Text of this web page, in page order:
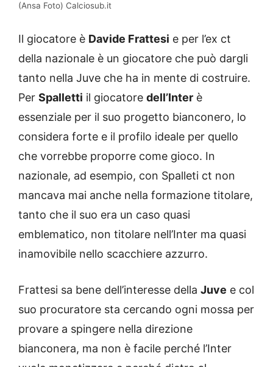
(Ansa Foto) Calciosub.it
Il giocatore è Davide Frattesi e per l’ex ct
della nazionale è un giocatore che può dargli
tanto nella Juve che ha in mente di costruire.
Per Spalletti il giocatore dell’Inter è
essenziale per il suo progetto bianconero, lo
considera forte e il profilo ideale per quello
che vorrebbe proporre come gioco. In
nazionale, ad esempio, con Spalleti ct non
mancava mai anche nella formazione titolare,
tanto che il suo era un caso quasi
emblematico, non titolare nell’Inter ma quasi
inamovibile nello scacchiere azzurro.
Frattesi sa bene dell’interesse della Juve e col
suo procuratore sta cercando ogni mossa per
provare a spingere nella direzione
bianconera, ma non è facile perché l’Inter